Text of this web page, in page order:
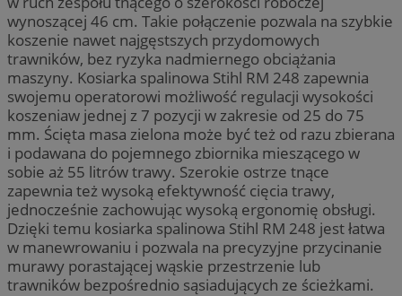
wynoszącej 46 cm. Takie połączenie pozwala na szybkie
koszenie nawet najgęstszych przydomowych
trawników, bez ryzyka nadmiernego obciążania
maszyny. Kosiarka spalinowa Stihl RM 248 zapewnia
swojemu operatorowi możliwość regulacji wysokości
koszeniaw jednej z 7 pozycji w zakresie od 25 do 75
mm. Ścięta masa zielona może być też od razu zbierana
i podawana do pojemnego zbiornika mieszącego w
sobie aż 55 litrów trawy. Szerokie ostrze tnące
zapewnia też wysoką efektywność cięcia trawy,
jednocześnie zachowując wysoką ergonomię obsługi.
Dzięki temu kosiarka spalinowa Stihl RM 248 jest łatwa
w manewrowaniu i pozwala na precyzyjne przycinanie
murawy porastającej wąskie przestrzenie lub
trawników bezpośrednio sąsiadujących ze ścieżkami.